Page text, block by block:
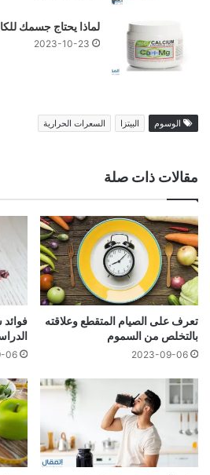
لماذا يحتاج جسمك
2023-10-23
الوسوم البيتزا السعرات الحرارية
مقالات ذات صلة
تعرف على الصيام المتقطع وعلاقته
بالتخلص من السموم
2023-09-06
فوائد
06